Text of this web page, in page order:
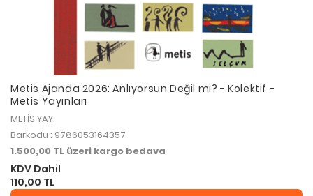
Metis Ajanda 2026: Anlıyorsun Değil mi? - Kolektif -
Metis Yayınları
METİS YAY.
Barkodu : 9786053164357
1.500,00 TL üzeri kargo bedava
KDV Dahil
110,00 TL